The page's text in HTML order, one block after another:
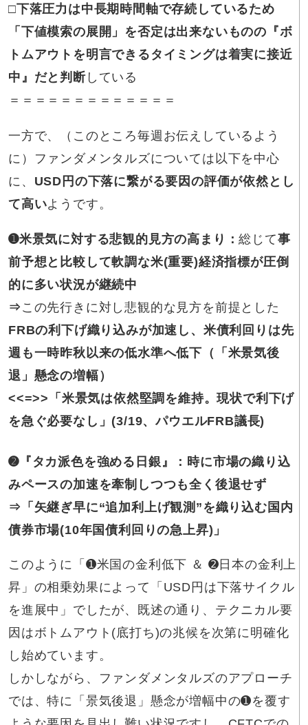
□下落圧力は中長期時間軸で存続しているため
「下値模索の展開」を否定は出来ないものの『ボ
トムアウトを明言できるタイミングは着実に接近
中』だと判断している
＝＝＝＝＝＝＝＝＝＝＝＝＝
一方で、（このところ毎週お伝えしているよう
に）ファンダメンタルズについては以下を中心
に、 USD円の下落に繋がる要因の評価が依然とし
て高いようです。
➊米景気に対する悲観的見方の高まり：総じて事
前予想と比較して軟調な米(重要)経済指標が圧倒
的に多い状況が継続中
⇒ この先行きに対し悲観的な見方を前提とした
FRBの利下げ織り込みが加速し、米債利回りは先
週も一時昨秋以来の低水準へ低下（「米景気後
退」懸念の増幅）
<<=>> 「米景気は依然堅調を維持。現状で利下げ
を急ぐ必要なし」(3/19、パウエルFRB議長)
➋『タカ派色を強める日銀』
：時に市場の織り込
みペースの加速を牽制しつつも全く後退せず
⇒ 「矢継ぎ早に“追加利上げ観測”を織り込む国内
債券市場(10年国債利回りの急上昇)」
このように「➊米国の金利低下 ＆ ➋日本の金利上
昇」の相乗効果によって「USD円は下落サイクル
を進展中」でしたが、既述の通り、テクニカル要
因はボトムアウト(底打ち)の兆候を次第に明確化
し始めています。
しかしながら、ファンダメンタルズのアプローチ
では、特に「景気後退」懸念が増幅中の➊を覆す